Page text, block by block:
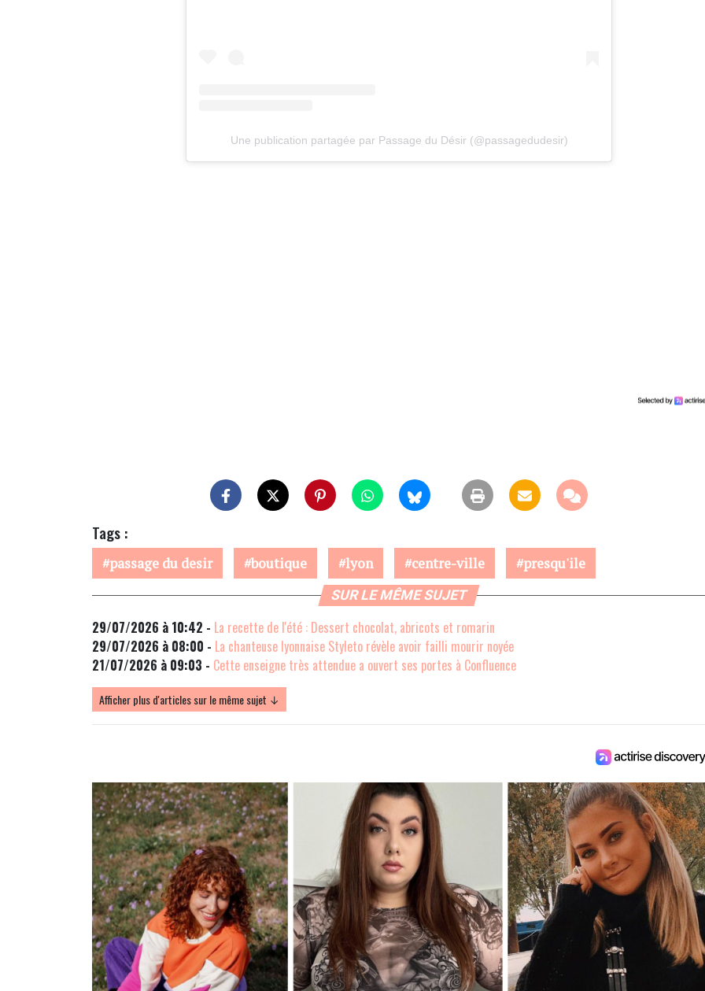
Une publication partagée par Passage du Désir (@passagedudesir)
Tags :
passage du desir boutique lyon centre-ville presqu'ile
SUR LE MÊME SUJET
29/07/2026 à 10:42 - La recette de l'été : Dessert chocolat, abricots et romarin
29/07/2026 à 08:00 - La chanteuse lyonnaise Styleto révèle avoir failli mourir noyée
21/07/2026 à 09:03 - Cette enseigne très attendue a ouvert ses portes à Confluence
Afficher plus d'articles sur le même sujet ↓